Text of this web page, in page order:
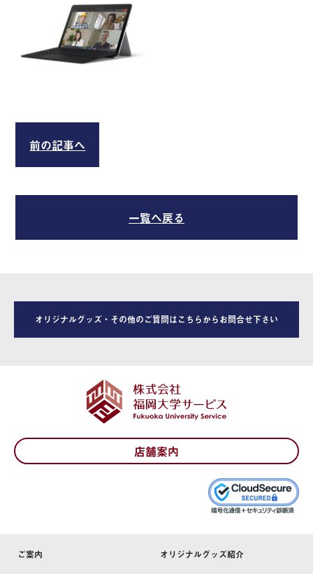
前の記事へ
一覧へ戻る
オリジナルグッズ・その他のご質問はこちらからお問合せ下さい
店舗案内
ご案内 オリジナルグッズ紹介